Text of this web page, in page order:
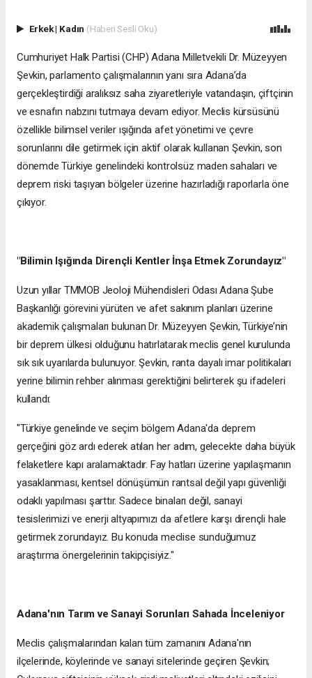
Erkek| Kadın (Haberi Sesli Oku)
Cumhuriyet Halk Partisi (CHP) Adana Milletvekili Dr. Müzeyyen
Şevkin, parlamento çalışmalarının yanı sıra Adana’da
gerçekleştirdiği aralıksız saha ziyaretleriyle vatandaşın, çiftçinin
ve esnafın nabzını tutmaya devam ediyor. Meclis kürsüsünü
özellikle bilimsel veriler ışığında afet yönetimi ve çevre
sorunlarını dile getirmek için aktif olarak kullanan Şevkin, son
dönemde Türkiye genelindeki kontrolsüz maden sahaları ve
deprem riski taşıyan bölgeler üzerine hazırladığı raporlarla öne
çıkıyor.
"Bilimin Işığında Dirençli Kentler İnşa Etmek Zorundayız"
Uzun yıllar TMMOB Jeoloji Mühendisleri Odası Adana Şube
Başkanlığı görevini yürüten ve afet sakınım planları üzerine
akademik çalışmaları bulunan Dr. Müzeyyen Şevkin, Türkiye’nin
bir deprem ülkesi olduğunu hatırlatarak meclis genel kurulunda
sık sık uyarılarda bulunuyor. Şevkin, ranta dayalı imar politikaları
yerine bilimin rehber alınması gerektiğini belirterek şu ifadeleri
kullandı:
"Türkiye genelinde ve seçim bölgem Adana'da deprem
gerçeğini göz ardı ederek atılan her adım, gelecekte daha büyük
felaketlere kapı aralamaktadır. Fay hatları üzerine yapılaşmanın
yasaklanması, kentsel dönüşümün rantsal değil yapı güvenliği
odaklı yapılması şarttır. Sadece binaları değil, sanayi
tesislerimizi ve enerji altyapımızı da afetlere karşı dirençli hale
getirmek zorundayız. Bu konuda meclise sunduğumuz
araştırma önergelerinin takipçisiyiz."
Adana'nın Tarım ve Sanayi Sorunları Sahada İnceleniyor
Meclis çalışmalarından kalan tüm zamanını Adana'nın
ilçelerinde, köylerinde ve sanayi sitelerinde geçiren Şevkin;